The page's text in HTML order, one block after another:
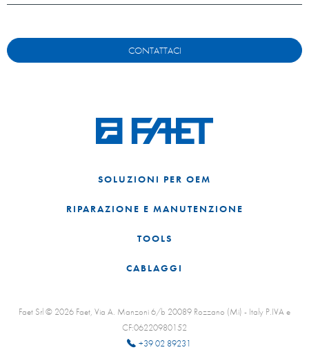
CONTATTACI
SOLUZIONI PER OEM
RIPARAZIONE E MANUTENZIONE
TOOLS
CABLAGGI
Faet Srl © 2026 Faet, Via A. Manzoni 6/b 20089 Rozzano (Mi) - Italy P.IVA e
CF:06220980152
+39 02 89231